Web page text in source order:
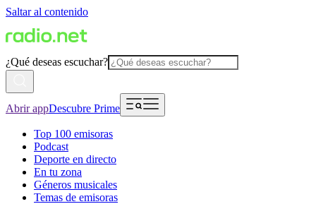
Saltar al contenido
¿Qué deseas escuchar?
Abrir appDescubre Prime
Top 100 emisoras
Podcast
Deporte en directo
En tu zona
Géneros musicales
Temas de emisoras